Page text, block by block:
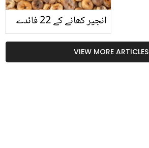
انجیر کھانے کے 22 فائدے
VIEW MORE ARTICLES